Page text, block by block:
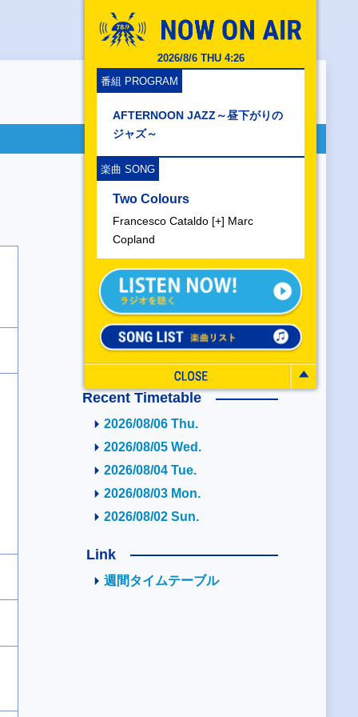
2026/8/6 THU 4:26
番組 PROGRAM
AFTERNOON JAZZ～昼下がりの
ジャズ～
楽曲 SONG
Two Colours
Francesco Cataldo [+] Marc
Copland
Recent Timetable
2026/08/06 Thu.
2026/08/05 Wed.
2026/08/04 Tue.
2026/08/03 Mon.
2026/08/02 Sun.
Link
週間タイムテーブル